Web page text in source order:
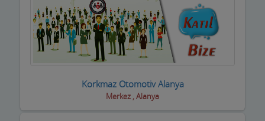
Su ve Tüp Bayileri
Sürücü Kursları
Süt ve Süt Ürünleri
Taksi işletmeleriKorkmaz Otomotiv Alanya
Merkez , Alanya